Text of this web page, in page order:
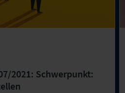
2021: Schwerpunkt: